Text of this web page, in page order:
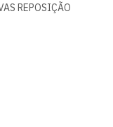
REPOSIÇÃO